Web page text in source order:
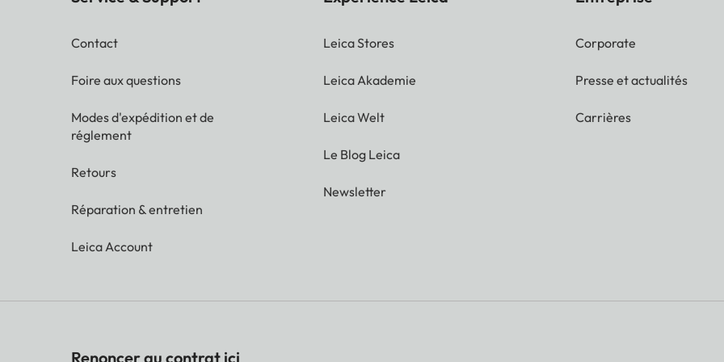
Contact
Foire aux questions
Modes d'expédition et de
réglement
Retours
Réparation & entretien
Leica Account
Leica Stores
Leica Akademie
Leica Welt
Le Blog Leica
Newsletter
Corporate
Presse et actualités
Carrières
Renoncer au contrat ici